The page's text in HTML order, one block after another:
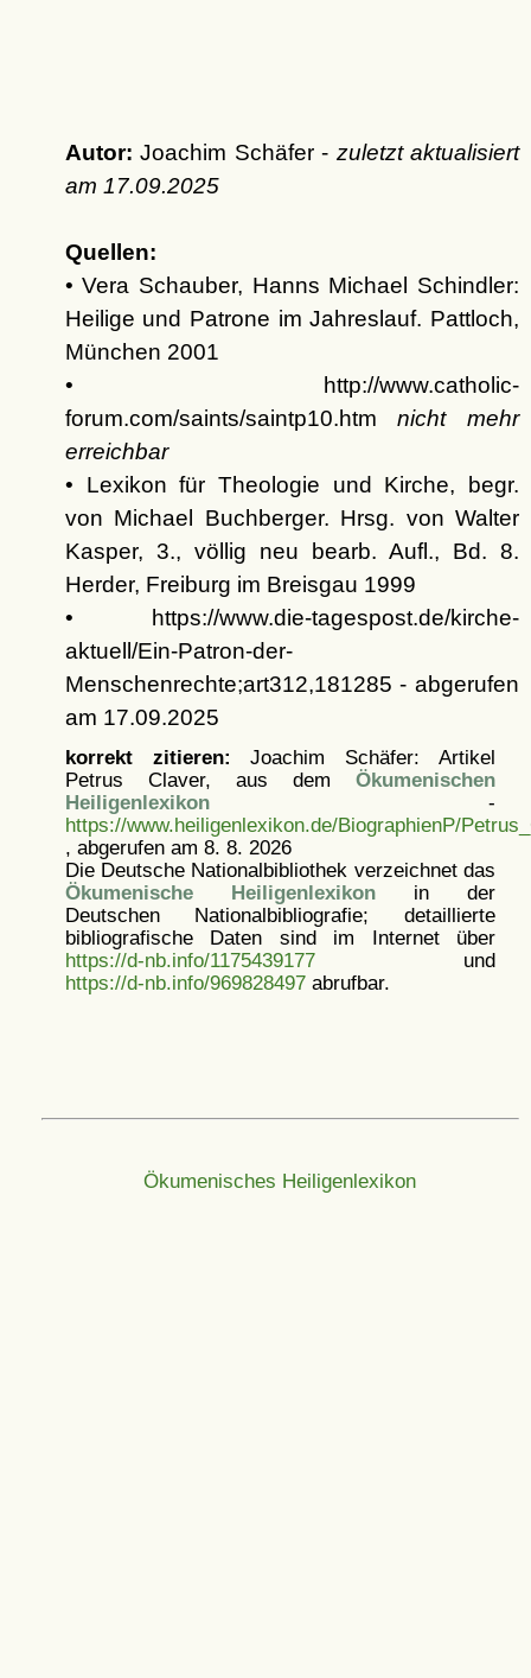
Autor: Joachim Schäfer - zuletzt aktualisiert
am 17.09.2025
Quellen:
• Vera Schauber, Hanns Michael Schindler:
Heilige und Patrone im Jahreslauf. Pattloch,
München 2001
• http://www.catholic-
forum.com/saints/saintp10.htmnicht mehr
erreichbar
• Lexikon für Theologie und Kirche, begr.
von Michael Buchberger. Hrsg. von Walter
Kasper, 3., völlig neu bearb. Aufl., Bd. 8.
Herder, Freiburg im Breisgau 1999
• https://www.die-tagespost.de/kirche-
aktuell/Ein-Patron-der-
Menschenrechte;art312,181285 - abgerufen
am 17.09.2025
korrekt zitieren: Joachim Schäfer: Artikel
Petrus Claver, aus dem Ökumenischen
Heiligenlexikon-
https://www.heiligenlexikon.de/BiographienP/
, abgerufen am 8. 8. 2026
Die Deutsche Nationalbibliothek verzeichnet das
Ökumenische Heiligenlexikonin der
Deutschen Nationalbibliografie; detaillierte
bibliografische Daten sind im Internet über
https://d-nb.info/1175439177und
https://d-nb.info/969828497abrufbar.
Ökumenisches Heiligenlexikon